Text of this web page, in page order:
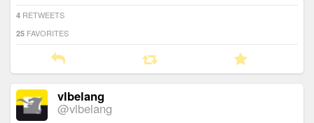
4 RETWEETS
25 FAVORITES
vlbelang
@vlbelang